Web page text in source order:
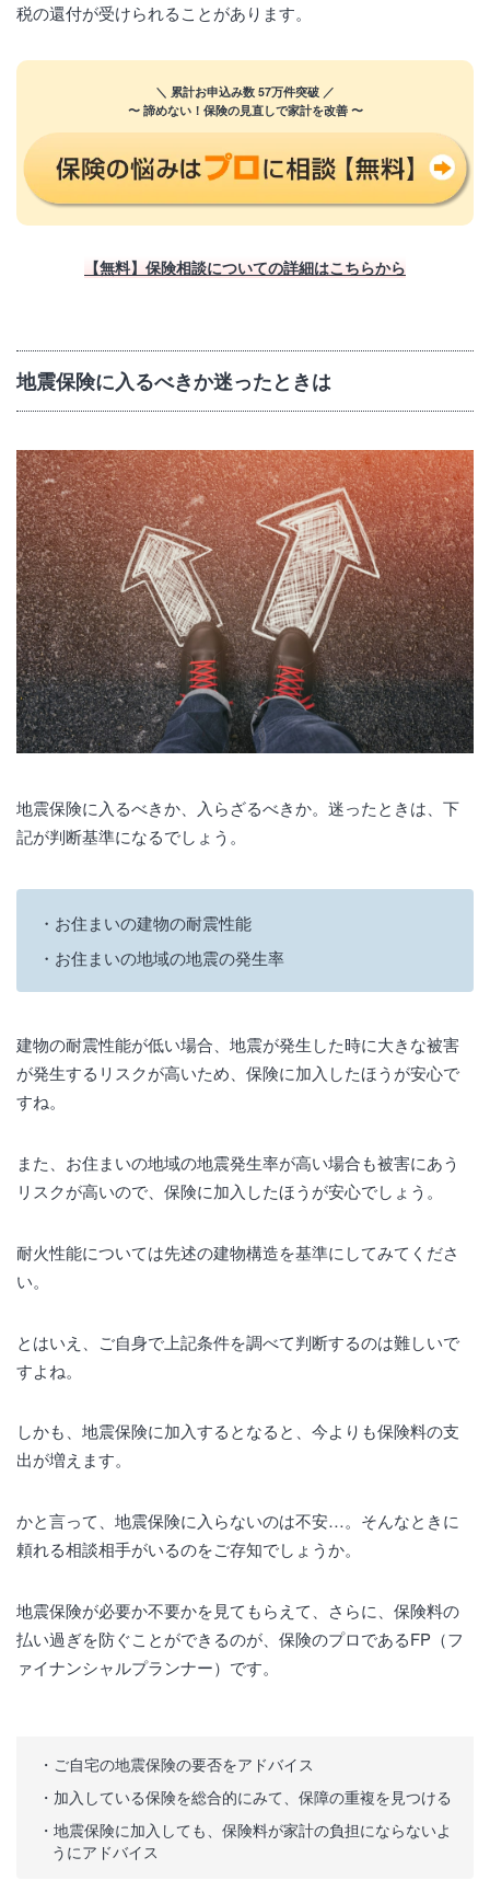
税の還付が受けられることがあります。
＼ 累計お申込み数 57万件突破 ／
〜 諦めない！保険の見直しで家計を改善 〜
【無料】保険相談についての詳細はこちらから
地震保険に入るべきか迷ったときは
地震保険に入るべきか、入らざるべきか。迷ったときは、下
記が判断基準になるでしょう。
お住まいの建物の耐震性能
お住まいの地域の地震の発生率
建物の耐震性能が低い場合、地震が発生した時に大きな被害
が発生するリスクが高いため、保険に加入したほうが安心で
すね。
また、お住まいの地域の地震発生率が高い場合も被害にあう
リスクが高いので、保険に加入したほうが安心でしょう。
耐火性能については先述の建物構造を基準にしてみてくださ
い。
とはいえ、ご自身で上記条件を調べて判断するのは難しいで
すよね。
しかも、地震保険に加入するとなると、今よりも保険料の支
出が増えます。
かと言って、地震保険に入らないのは不安…。そんなときに
頼れる相談相手がいるのをご存知でしょうか。
地震保険が必要か不要かを見てもらえて、さらに、保険料の
払い過ぎを防ぐことができるのが、保険のプロであるFP（フ
ァイナンシャルプランナー）です。
ご自宅の地震保険の要否をアドバイス
加入している保険を総合的にみて、保障の重複を見つける
地震保険に加入しても、保険料が家計の負担にならないよ
うにアドバイス